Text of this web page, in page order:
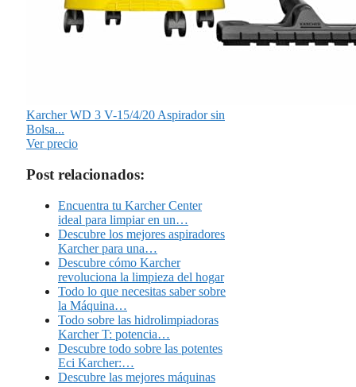
Karcher WD 3 V-15/4/20 Aspirador sin
Bolsa...
Ver precio
Post relacionados:
Encuentra tu Karcher Center
ideal para limpiar en un…
Descubre los mejores aspiradores
Karcher para una…
Descubre cómo Karcher
revoluciona la limpieza del hogar
Todo lo que necesitas saber sobre
la Máquina…
Todo sobre las hidrolimpiadoras
Karcher T: potencia…
Descubre todo sobre las potentes
Eci Karcher:…
Descubre las mejores máquinas